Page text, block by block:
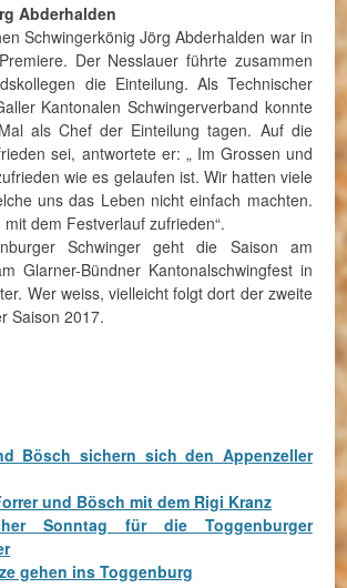
Abderhalden
Schwingerkönig Jörg Abderhalden war in
Der Nesslauer führte zusammen
die Einteilung. Als Technischer
Kantonalen Schwingerverband konnte
als Chef der Einteilung tagen. Auf die
sei, antwortete er: „ Im Grossen und
wie es gelaufen ist. Wir hatten viele
uns das Leben nicht einfach machten.
dem Festverlauf zufrieden“.
Schwinger geht die Saison am
Glarner-Bündner Kantonalschwingfest in
Wer weiss, vielleicht folgt dort der zweite
Saison 2017.
Bösch sichern sich den Appenzeller
und Bösch mit dem Rigi Kranz
Sonntag für die Toggenburger
gehen ins Toggenburg